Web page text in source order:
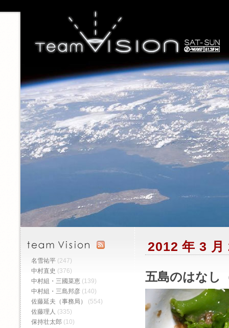
2012 年 3 月
五島のはなし
名雪祐平 (247)
中村直史 (376)
中村組・三國菜恵 (139)
中村組・三島邦彦 (140)
佐藤延夫（事務局）
(554)
佐藤理人 (335)
保持壮太郎 (10)